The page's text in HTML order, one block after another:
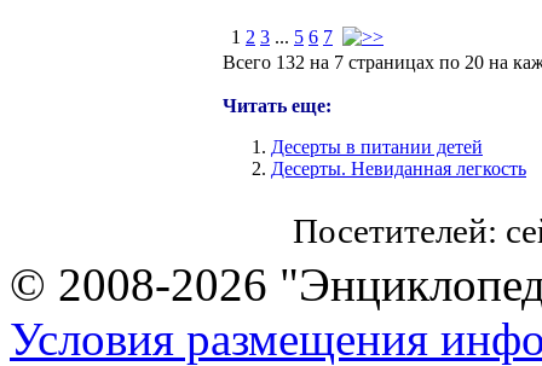
1 2 3 ... 5 6 7
Всего 132 на 7 страницах по 20 на
Читать еще:
Десерты в питании детей
Десерты. Невиданная легкость
Посетителей:
© 2008-2026
Условия размещения